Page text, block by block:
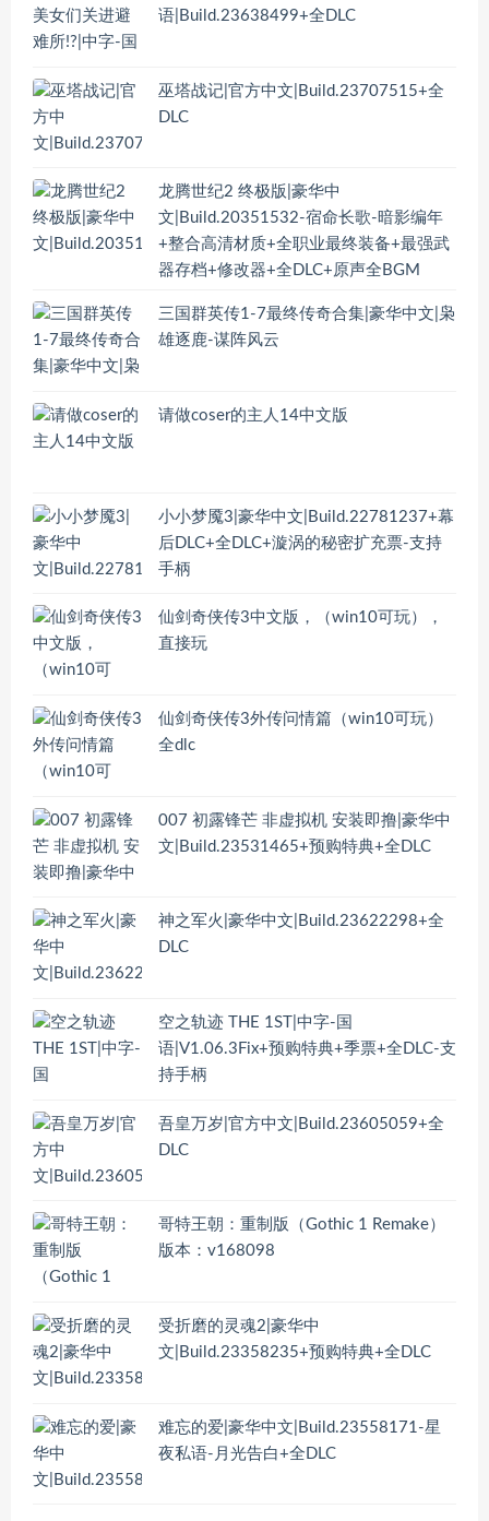
语|Build.23638499+全DLC
巫塔战记|官方中文|Build.23707515+全
DLC
龙腾世纪2 终极版|豪华中
文|Build.20351532-宿命长歌-暗影编年
+整合高清材质+全职业最终装备+最强武
器存档+修改器+全DLC+原声全BGM
三国群英传1-7最终传奇合集|豪华中文|枭
雄逐鹿-谋阵风云
请做coser的主人14中文版
小小梦魇3|豪华中文|Build.22781237+幕
后DLC+全DLC+漩涡的秘密扩充票-支持
手柄
仙剑奇侠传3中文版，（win10可玩），
直接玩
仙剑奇侠传3外传问情篇（win10可玩）
全dlc
007 初露锋芒 非虚拟机 安装即撸|豪华中
文|Build.23531465+预购特典+全DLC
神之军火|豪华中文|Build.23622298+全
DLC
空之轨迹 THE 1ST|中字-国
语|V1.06.3Fix+预购特典+季票+全DLC-支
持手柄
吾皇万岁|官方中文|Build.23605059+全
DLC
哥特王朝：重制版（Gothic 1 Remake）
版本：v168098
受折磨的灵魂2|豪华中
文|Build.23358235+预购特典+全DLC
难忘的爱|豪华中文|Build.23558171-星
夜私语-月光告白+全DLC